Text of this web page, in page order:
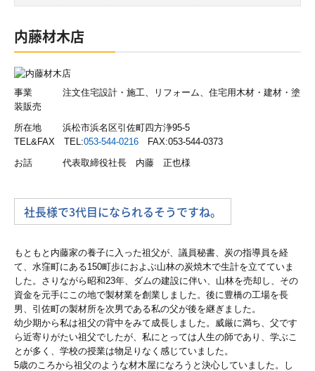
交通案内
海外展開支援
大企業支援
個人の会計と税務
相続対策
医業経営支援
公益法人・社会福祉法人支援
内藤材木店
事業 注文住宅設計・施工、リフォーム、住宅用木材・建材・塗
装販売
所在地 浜松市浜名区引佐町四方浄95-5
TEL&FAX TEL:053-544-0216 FAX:053-544-0373
お話 代表取締役社長 内藤 正也様
社長様で3代目になられるそうですね。
もともと内藤家の養子に入った祖父が、議員秘書、炭の指導員を経
て、水窪町にある150町歩におよぶ山林の炭焼木で生計を立てていま
した。さりながら昭和23年、ダムの建設に伴い、山林を売却し、その
資金を元手にこの地で製材業を創業しました。後に豊橋の工場を長
男、引佐町の製材所を次男である私の父が後を継ぎました。
幼少期から私は祖父の背中をみて成長しました。威厳に満ち、父です
ら近寄りがたい祖父でしたが、私にとっては人生の師であり、学ぶこ
とが多く、学校の授業は物足りなく感じていました。
5歳のころから祖父のような材木屋になろうと決心していました。し